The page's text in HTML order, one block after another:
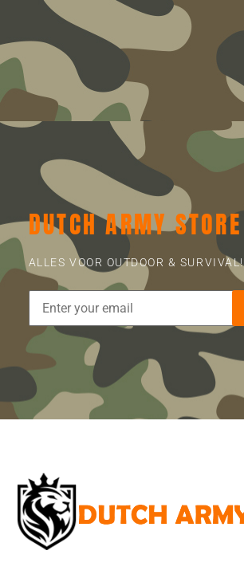
DUTCH ARMY STORE
ALLES VOOR OUTDOOR & SURVIVAL!